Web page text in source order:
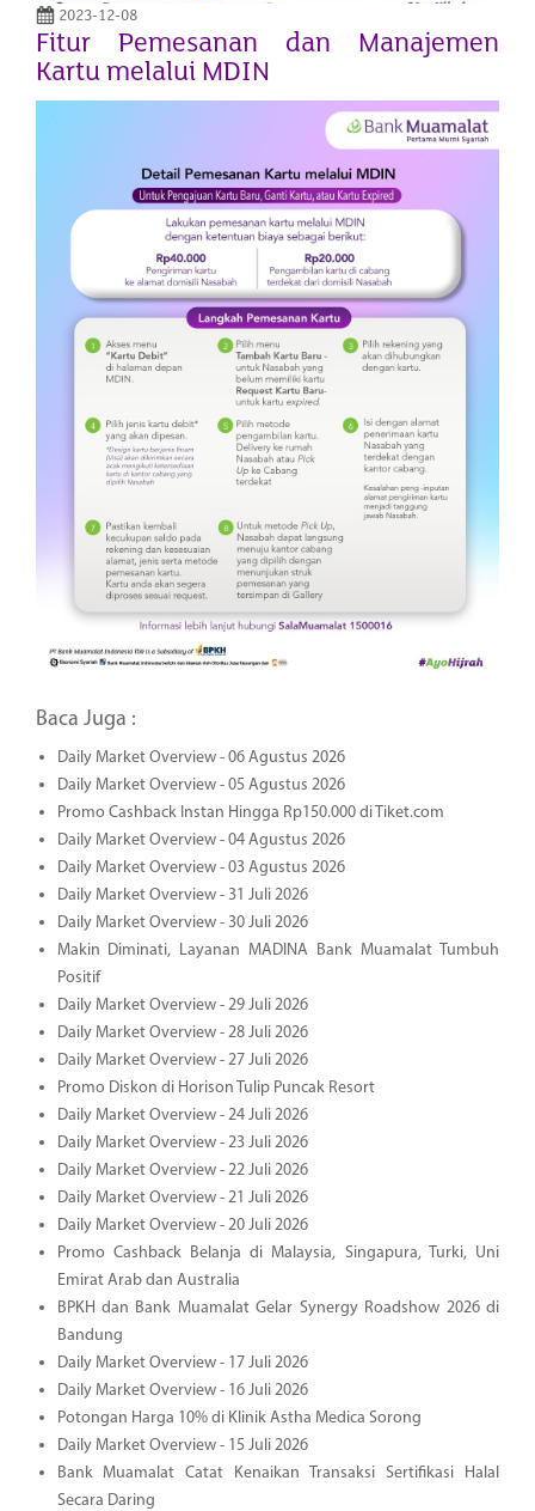
2023-12-08
Fitur Pemesanan dan Manajemen
Kartu melalui MDIN
Baca Juga :
Daily Market Overview - 06 Agustus 2026
Daily Market Overview - 05 Agustus 2026
Promo Cashback Instan Hingga Rp150.000 di Tiket.com
Daily Market Overview - 04 Agustus 2026
Daily Market Overview - 03 Agustus 2026
Daily Market Overview - 31 Juli 2026
Daily Market Overview - 30 Juli 2026
Makin Diminati, Layanan MADINA Bank Muamalat Tumbuh
Positif
Daily Market Overview - 29 Juli 2026
Daily Market Overview - 28 Juli 2026
Daily Market Overview - 27 Juli 2026
Promo Diskon di Horison Tulip Puncak Resort
Daily Market Overview - 24 Juli 2026
Daily Market Overview - 23 Juli 2026
Daily Market Overview - 22 Juli 2026
Daily Market Overview - 21 Juli 2026
Daily Market Overview - 20 Juli 2026
Promo Cashback Belanja di Malaysia, Singapura, Turki, Uni
Emirat Arab dan Australia
BPKH dan Bank Muamalat Gelar Synergy Roadshow 2026 di
Bandung
Daily Market Overview - 17 Juli 2026
Daily Market Overview - 16 Juli 2026
Potongan Harga 10% di Klinik Astha Medica Sorong
Daily Market Overview - 15 Juli 2026
Bank Muamalat Catat Kenaikan Transaksi Sertifikasi Halal
Secara Daring